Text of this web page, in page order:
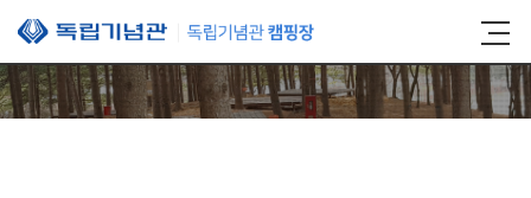
본문 바로가기